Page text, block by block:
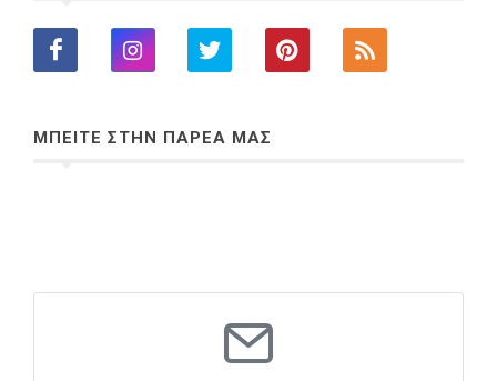
ΜΠΕΙΤΕ ΣΤΗΝ ΠΑΡΕΑ ΜΑΣ